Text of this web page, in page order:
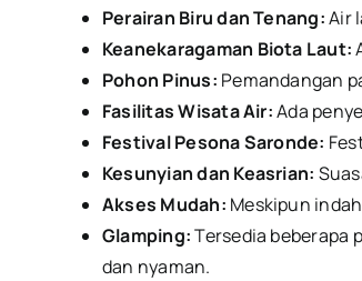
Perairan Biru dan Tenang:Air
Keanekaragaman Biota Laut:
Pohon Pinus: Pemandangan
Fasilitas Wisata Air:Ada
Festival Pesona Saronde:
Kesunyian dan Keasrian:
Akses Mudah: Meskipun
Glamping:Tersedia beberapa
dan nyaman.